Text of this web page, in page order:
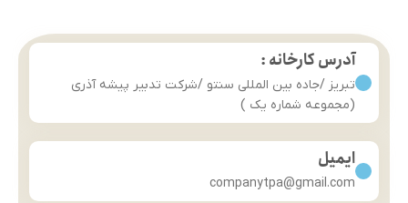
آدرس کارخانه :
تبریز /جاده بین المللی سنتو /شرکت تدبیر پیشه آذری
(مجموعه شماره یک )
ایمیل
companytpa@gmail.com